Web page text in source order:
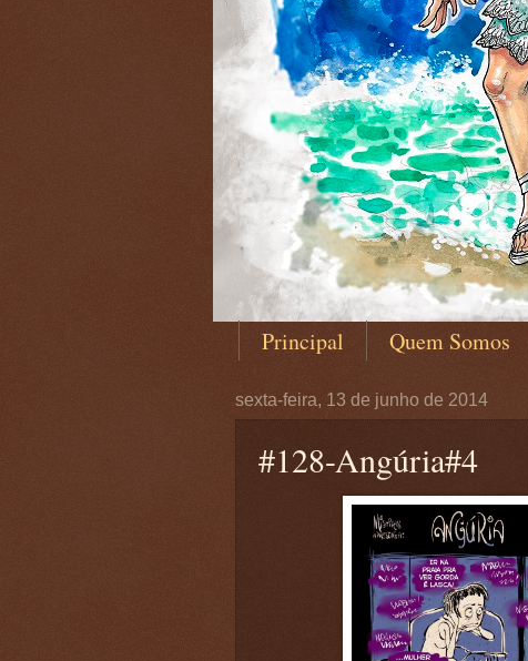
Principal Quem Somos
sexta-feira, 13 de junho de 2014
#128-Angúria#4